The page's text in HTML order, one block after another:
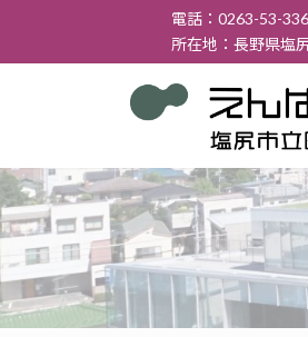
テ
ス
キ
ッ
ゲ
ン
に
移
電話：0263-53-
所在地：長野県塩